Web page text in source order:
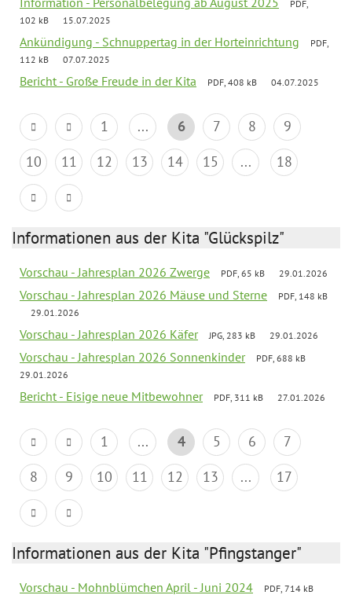
PDF,
102 kB
15.07.2025
Ankündigung - Schnuppertag in der Horteinrichtung
PDF,
112 kB
07.07.2025
Bericht - Große Freude in der Kita PDF, 408 kB 04.07.2025
1 ... 6 7 8
9
10
11 12 13 14 15 ... 18
Informationen aus der Kita "Glückspilz"
Vorschau - Jahresplan 2026 Zwerge PDF, 65 kB 29.01.2026
Vorschau - Jahresplan 2026 Mäuse und Sterne
PDF, 148 kB
29.01.2026
Vorschau - Jahresplan 2026 Käfer JPG, 283 kB 29.01.2026
Vorschau - Jahresplan 2026 Sonnenkinder
PDF, 688 kB
29.01.2026
Bericht - Eisige neue Mitbewohner PDF, 311 kB 27.01.2026
1 ... 4 5 6
7
8
9 10 11 12 13 ... 17
Informationen aus der Kita "Pfingstanger"
Vorschau - Mohnblümchen April - Juni 2024
PDF, 714 kB